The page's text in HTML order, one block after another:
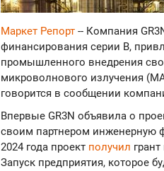
Маркет Репорт -- Компания
финансирования серии B,
промышленного внедрения
микроволнового излучения
говорится в сообщении
Впервые GR3N объявила о
своим партнером инженерную
2024 года проект получил
Запуск предприятия, которое